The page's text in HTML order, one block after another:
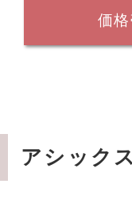
価
アシック